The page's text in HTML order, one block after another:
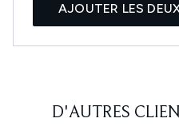
AJOUTER LES
D'AUTRES